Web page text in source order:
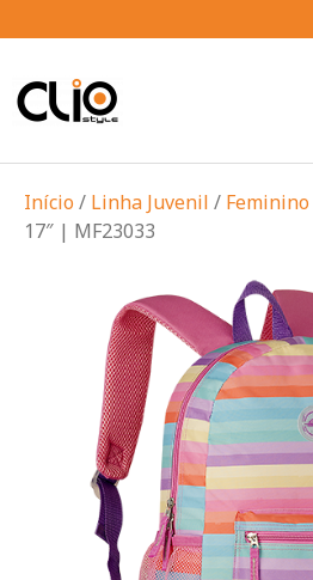
Início / Linha Juvenil / Feminino
17″ | MF23033